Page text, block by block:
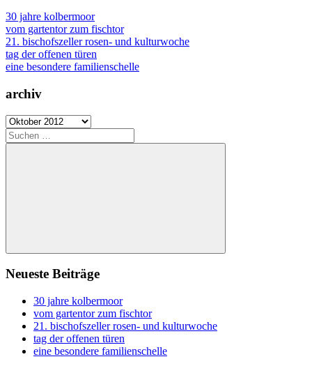
30 jahre kolbermoor
vom gartentor zum fischtor
21. bischofszeller rosen- und kulturwoche
tag der offenen türen
eine besondere familienschelle
archiv
archiv
Suchen
nach:
Suchen
Neueste Beiträge
30 jahre kolbermoor
vom gartentor zum fischtor
21. bischofszeller rosen- und kulturwoche
tag der offenen türen
eine besondere familienschelle